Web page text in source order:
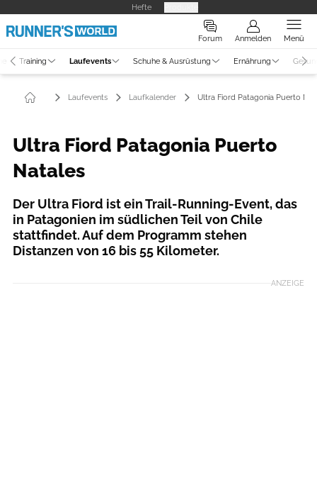
Hefte
Forum Anmelden Menü
Training Laufevents Schuhe & Ausrüstung Ernährung
Laufevents Laufkalender Ultra Fiord Patagonia Puerto
Ultra Fiord Patagonia Puerto
Natales
Der Ultra Fiord ist ein Trail-Running-Event, das
in Patagonien im südlichen Teil von Chile
stattfindet. Auf dem Programm stehen
Distanzen von 16 bis 55 Kilometer.
ANZEIGE